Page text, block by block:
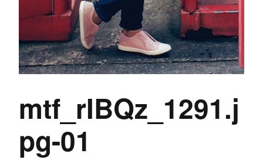
mtf_rIBQz_1291.j
pg-01